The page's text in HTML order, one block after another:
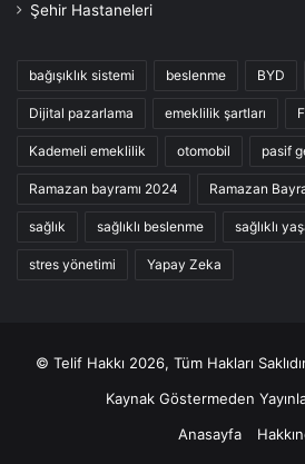
Şehir Hastaneleri
bağışıklık sistemi beslenme BYD
Dijital pazarlama emeklilik şartları
Kademeli emeklilik otomobil pasif
Ramazan bayramı 2024 Ramazan
sağlık sağlıklı beslenme sağlıklı
stres yönetimi Yapay Zeka
© Telif Hakkı 2026, Tüm Hakları
Kaynak Göstermeden
Anasayfa